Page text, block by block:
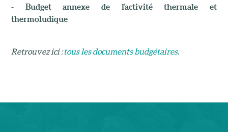
- Budget annexe de l'activité thermale et
thermoludique
Retrouvez ici :tous les documents budgétaires.